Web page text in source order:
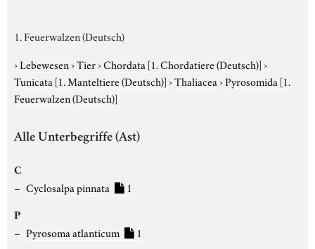
1. Feuerwalzen (Deutsch)
›Lebewesen›Tier›Chordata [1. Chordatiere (Deutsch)]›
Tunicata [1. Manteltiere (Deutsch)]›Thaliacea›Pyrosomida [1.
Feuerwalzen (Deutsch)]
Alle Unterbegriffe (Ast)
C
Cyclosalpa pinnata 1
P
Pyrosoma atlanticum 1